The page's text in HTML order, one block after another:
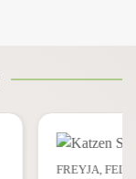
FREYJA,